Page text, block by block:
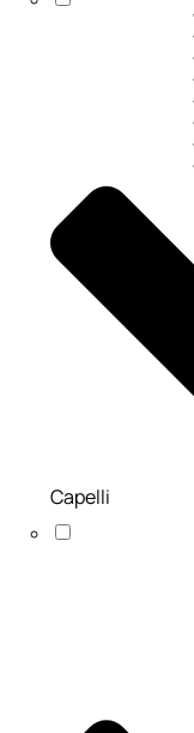
Capelli